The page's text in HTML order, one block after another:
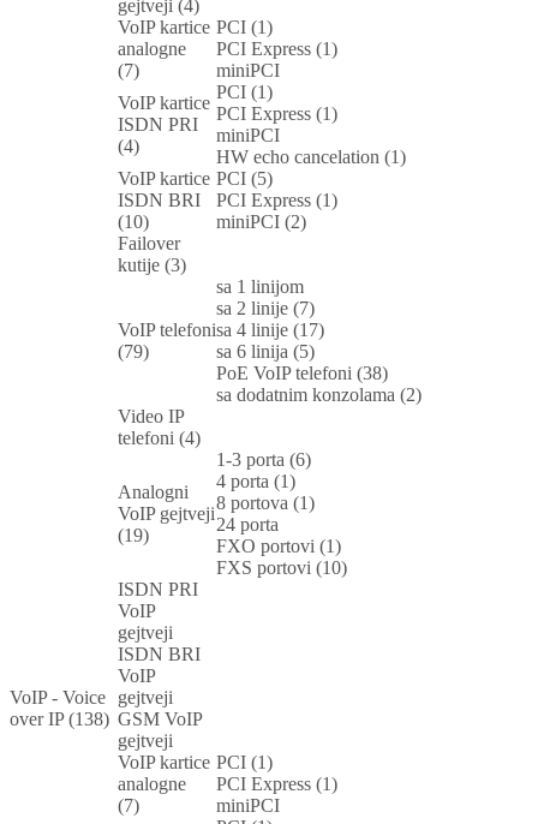
gejtveji (4)
VoIP kartice
analogne
(7)
PCI (1)
PCI Express (1)
miniPCI
VoIP kartice
ISDN PRI
(4)
PCI (1)
PCI Express (1)
miniPCI
HW echo cancelation (1)
VoIP kartice
ISDN BRI
(10)
PCI (5)
PCI Express (1)
miniPCI (2)
Failover
kutije (3)
VoIP - Voice
over IP (138)
VoIP telefoni
(79)
sa 1 linijom
sa 2 linije (7)
sa 4 linije (17)
sa 6 linija (5)
PoE VoIP telefoni (38)
sa dodatnim konzolama (2)
Video IP
telefoni (4)
Analogni
VoIP gejtveji
(19)
1-3 porta (6)
4 porta (1)
8 portova (1)
24 porta
FXO portovi (1)
FXS portovi (10)
ISDN PRI
VoIP
gejtveji
ISDN BRI
VoIP
gejtveji
GSM VoIP
gejtveji
VoIP kartice
analogne
(7)
PCI (1)
PCI Express (1)
miniPCI